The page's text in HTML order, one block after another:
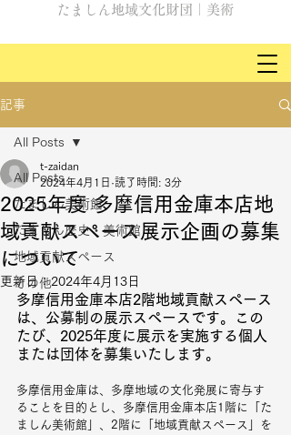
たましん地域文化財団｜美術
記事
All Posts
たましん美術館
たましん歴史・美術館
地域貢献スペース
その他
All Posts
2025年度 多摩信用金庫本店地
域貢献スペース展示企画の募集
について
t-zaidan
2024年4月1日 読了時間: 3分
更新日：2024年4月13日
多摩信用金庫本店2階地域貢献スペース
は、公募制の展示スペースです。この
たび、2025年度に展示を実施する個人
または団体を募集いたします。
多摩信用金庫は、多摩地域の文化発展に寄与す
ることを目的とし、多摩信用金庫本店1階に「た
ましん美術館」、2階に「地域貢献スペース」を